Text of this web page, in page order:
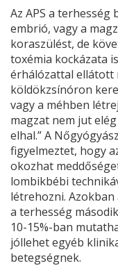
Az APS a
embrió, vagy a
koraszülést, de
toxémia kockázata
érhálózattal ellátott
köldökzsínóron
vagy a méhben
magzat nem jut
elhal.” A
figyelmeztet, hogy
okozhat
lombikbébi
létrehozni.
a terhesség
10-15%-ban
jóllehet egyéb
betegségnek.